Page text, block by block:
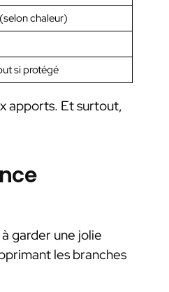
chaleur)
si protégé
apports. Et surtout,
garder une jolie
les branches